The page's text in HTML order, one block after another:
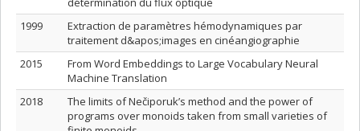
1999
Extraction de paramètres hémodynamiques par
traitement d&apos;images en cinéangiographie
2015
From Word Embeddings to Large Vocabulary Neural
Machine Translation
2018
The limits of Nečiporuk’s method and the power of
programs over monoids taken from small varieties of